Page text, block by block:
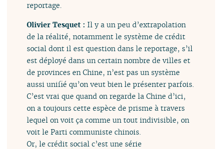
reportage.
Olivier Tesquet :Il y a un peu d’extrapolation
de la réalité, notamment le système de crédit
social dont il est question dans le reportage, s’il
est déployé dans un certain nombre de villes et
de provinces en Chine, n’est pas un système
aussi unifié qu’on veut bien le présenter parfois.
C’est vrai que quand on regarde la Chine d’ici,
on a toujours cette espèce de prisme à travers
lequel on voit ça comme un tout indivisible, on
voit le Parti communiste chinois.
Or, le crédit social c’est une série